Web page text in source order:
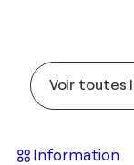
Voir toutes
Information